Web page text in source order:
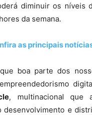
diminuir os níveis
da semana.
as principais
boa parte dos
, multinacional que
desenvolvimento e